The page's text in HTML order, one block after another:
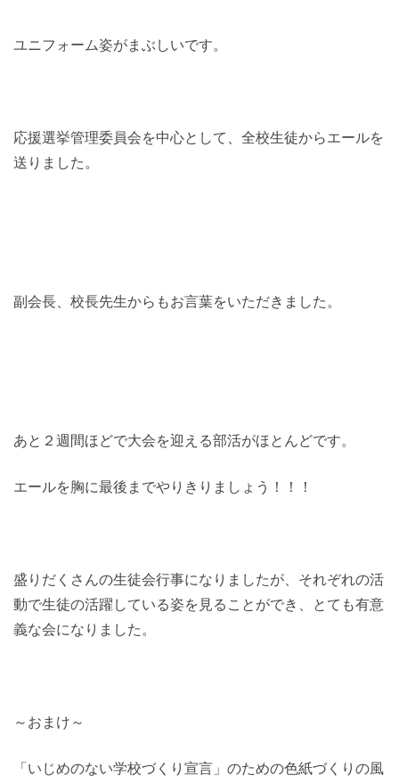
ユニフォーム姿がまぶしいです。
応援選挙管理委員会を中心として、全校生徒からエールを
送りました。
副会長、校長先生からもお言葉をいただきました。
あと２週間ほどで大会を迎える部活がほとんどです。
エールを胸に最後までやりきりましょう！！！
盛りだくさんの生徒会行事になりましたが、それぞれの活
動で生徒の活躍している姿を見ることができ、とても有意
義な会になりました。
～おまけ～
「いじめのない学校づくり宣言」のための色紙づくりの風